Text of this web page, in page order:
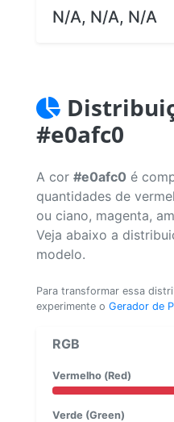
N/A, N/A, N/A
#e0afc0
A cor #e0afc0 é
quantidades de
ou ciano, magenta,
Veja abaixo a
modelo.
Para transformar essa
experimente o Gerador de
RGB
Vermelho (Red)
Verde (Green)